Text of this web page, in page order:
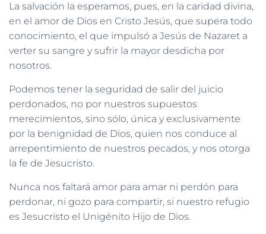
La salvación la esperamos, pues, en la caridad divina,
en el amor de Dios en Cristo Jesús, que supera todo
conocimiento, el que impulsó a Jesús de Nazaret a
verter su sangre y sufrir la mayor desdicha por
nosotros.
Podemos tener la seguridad de salir del juicio
perdonados, no por nuestros supuestos
merecimientos, sino sólo, única y exclusivamente
por la benignidad de Dios, quien nos conduce al
arrepentimiento de nuestros pecados, y nos otorga
la fe de Jesucristo.
Nunca nos faltará amor para amar ni perdón para
perdonar, ni gozo para compartir, si nuestro refugio
es Jesucristo el Unigénito Hijo de Dios.